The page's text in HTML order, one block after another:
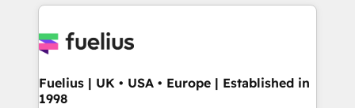
sure you can actually use it, build your website in
for you and execute it on HubSpot. We are on the
framework, meaning we've been accredited by
HubSpot and vetted by the CCS, which means we
Fuelius | UK • USA • Europe | Established in
1998